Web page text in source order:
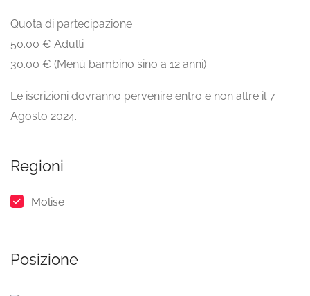
Quota di partecipazione
50.00 € Adulti
30.00 € (Menù bambino sino a 12 anni)
Le iscrizioni dovranno pervenire entro e non altre il 7
Agosto 2024.
Regioni
Molise
Posizione